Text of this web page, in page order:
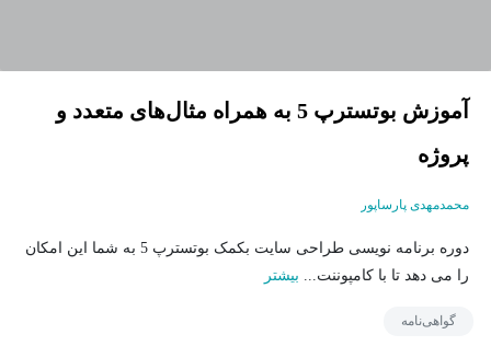
آموزش بوتسترپ 5 به‌ همراه مثال‌های متعدد و
پروژه
محمدمهدی پارساپور
دوره برنامه نویسی طراحی سایت بکمک بوتسترپ 5 به شما این امکان
را می دهد تا با کامپوننت... بیشتر
گواهی‌نامه